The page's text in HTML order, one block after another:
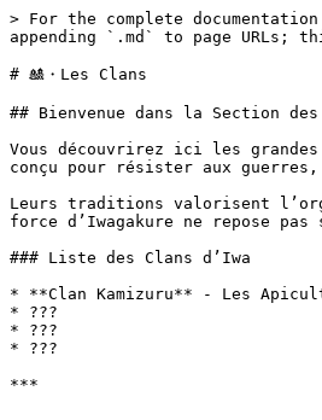
> For the complete
appending `.md` to page URLs;
# 🎎・Les Clans
## Bienvenue dans la Section des
Vous découvrirez ici les
conçu pour résister aux
Leurs traditions valorisent
force d’Iwagakure ne repose
### Liste des Clans d’Iwa
* **Clan Kamizuru** - Les
* ???
* ???
* ???